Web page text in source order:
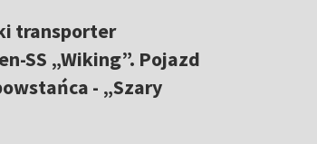
transporter
SS „Wiking”. Pojazd
- „Szary